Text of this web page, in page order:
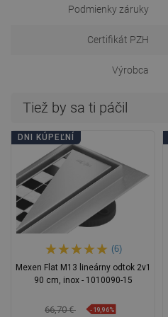
Podmienky záruky
Certifikát PZH
Výrobca
Tiež by sa ti páčil
DNI KÚPEĽNÍ
(6)
Mexen Flat M13 lineárny odtok 2v1
90 cm, inox - 1010090-15
66,70 € -19,96%